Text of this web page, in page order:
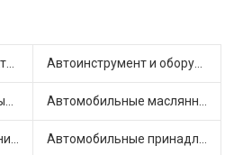
Автозеркала и комплектующие (13) Автоинструмент и оборудование (3)
Автомобильные водяные насосы (16) Автомобильные маслянные насосы (4)
Автомобильные передние фары (7) Автомобильные принадлежности и аксессуары (4)